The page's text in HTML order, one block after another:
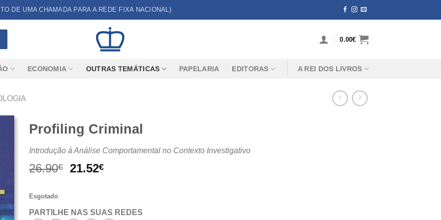
DE UMA CHAMADA PARA A REDE FIXA NACIONAL)
0.00€
ECONOMIA OUTRAS TEMÁTICAS PAPELARIA EDITORAS A REI DOS LIVROS
Profiling Criminal
Introdução à Análise Comportamental no Contexto Investigativo
26.90€
O
26.90€.
21.52€O
21.52€.
Esgotado
PARTILHE NAS SUAS REDES